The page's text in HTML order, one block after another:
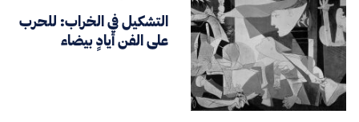
التشكيل في الخراب: للحرب
على الفن أيادٍ بيضاء